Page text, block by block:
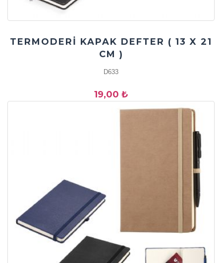
TERMODERİ KAPAK DEFTER ( 13 X 21
CM )
D633
19,00 ₺